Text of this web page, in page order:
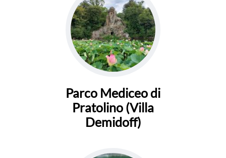
Parco Mediceo di
Pratolino (Villa
Demidoff)